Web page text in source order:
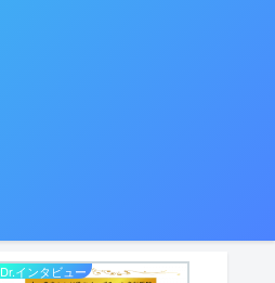
Dr.インタビュー